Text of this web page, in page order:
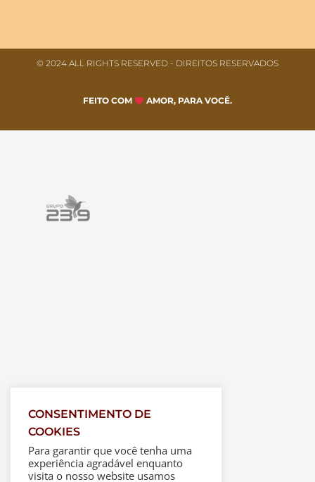
© 2024 ALL RIGHTS RESERVED​ - DIREITOS RESERVADOS
FEITO COM AMOR, PARA VOCÊ.
CONSENTIMENTO DE
COOKIES
Para garantir que você tenha uma
experiência agradável enquanto
visita o nosso website usamos